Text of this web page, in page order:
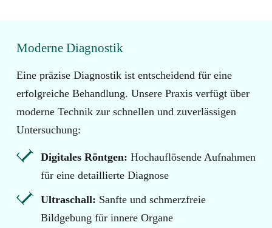
Moderne Diagnostik
Eine präzise Diagnostik ist entscheidend für eine
erfolgreiche Behandlung. Unsere Praxis verfügt über
moderne Technik zur schnellen und zuverlässigen
Untersuchung:
Digitales Röntgen: Hochauflösende Aufnahmen
für eine detaillierte Diagnose
Ultraschall: Sanfte und schmerzfreie
Bildgebung für innere Organe